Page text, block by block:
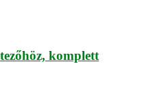
komplett